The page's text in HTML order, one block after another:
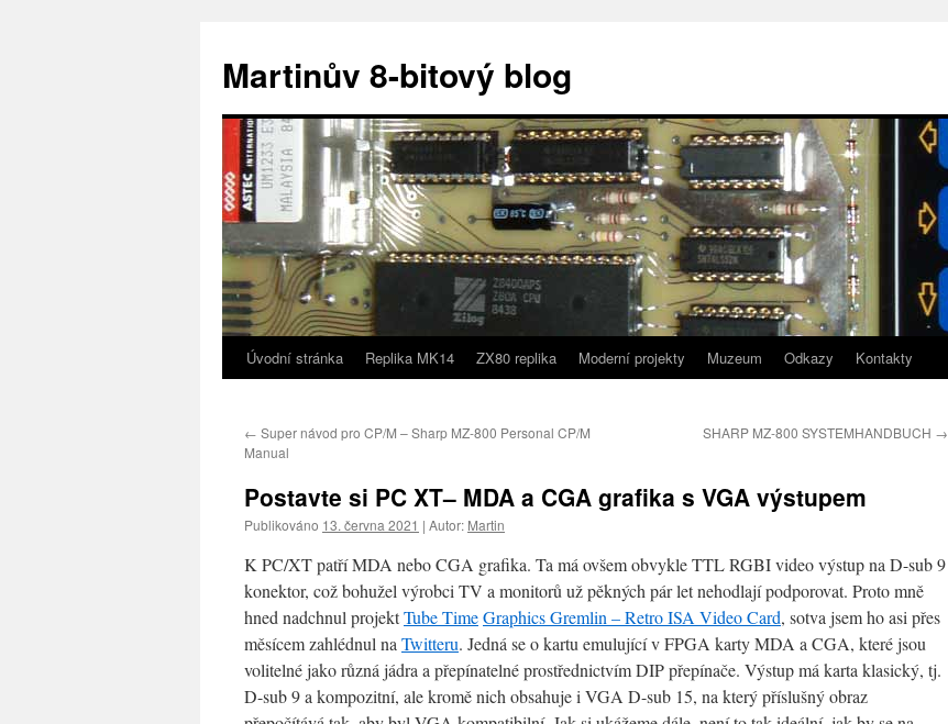
obsahu
webu
Martinův 8-bitový blog
Úvodní stránka Replika MK14 ZX80 replika Moderní projekty Muzeum Odkazy Kontakty
← Super návod pro CP/M – Sharp MZ-800 Personal CP/M
Manual
SHARP MZ-800 SYSTEMHANDBUCH →
Postavte si PC XT– MDA a CGA grafika s VGA výstupem
Publikováno 13. června 2021 | Autor: Martin
K PC/XT patří MDA nebo CGA grafika. Ta má ovšem obvykle TTL RGBI video výstup na D-sub 9
konektor, což bohužel výrobci TV a monitorů už pěkných pár let nehodlají podporovat. Proto mně
hned nadchnul projektTube TimeGraphics Gremlin – Retro ISA Video Card, sotva jsem ho asi přes
měsícem zahlédnul na Twitteru. Jedná se o kartu emulující v FPGA karty MDA a CGA, které jsou
volitelné jako různá jádra a přepínatelné prostřednictvím DIP přepínače. Výstup má karta klasický, tj.
D-sub 9 a kompozitní, ale kromě nich obsahuje i VGA D-sub 15, na který příslušný obraz